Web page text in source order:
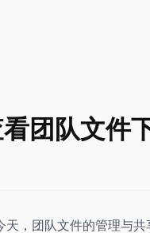
团队文件
，团队文件的管理与共